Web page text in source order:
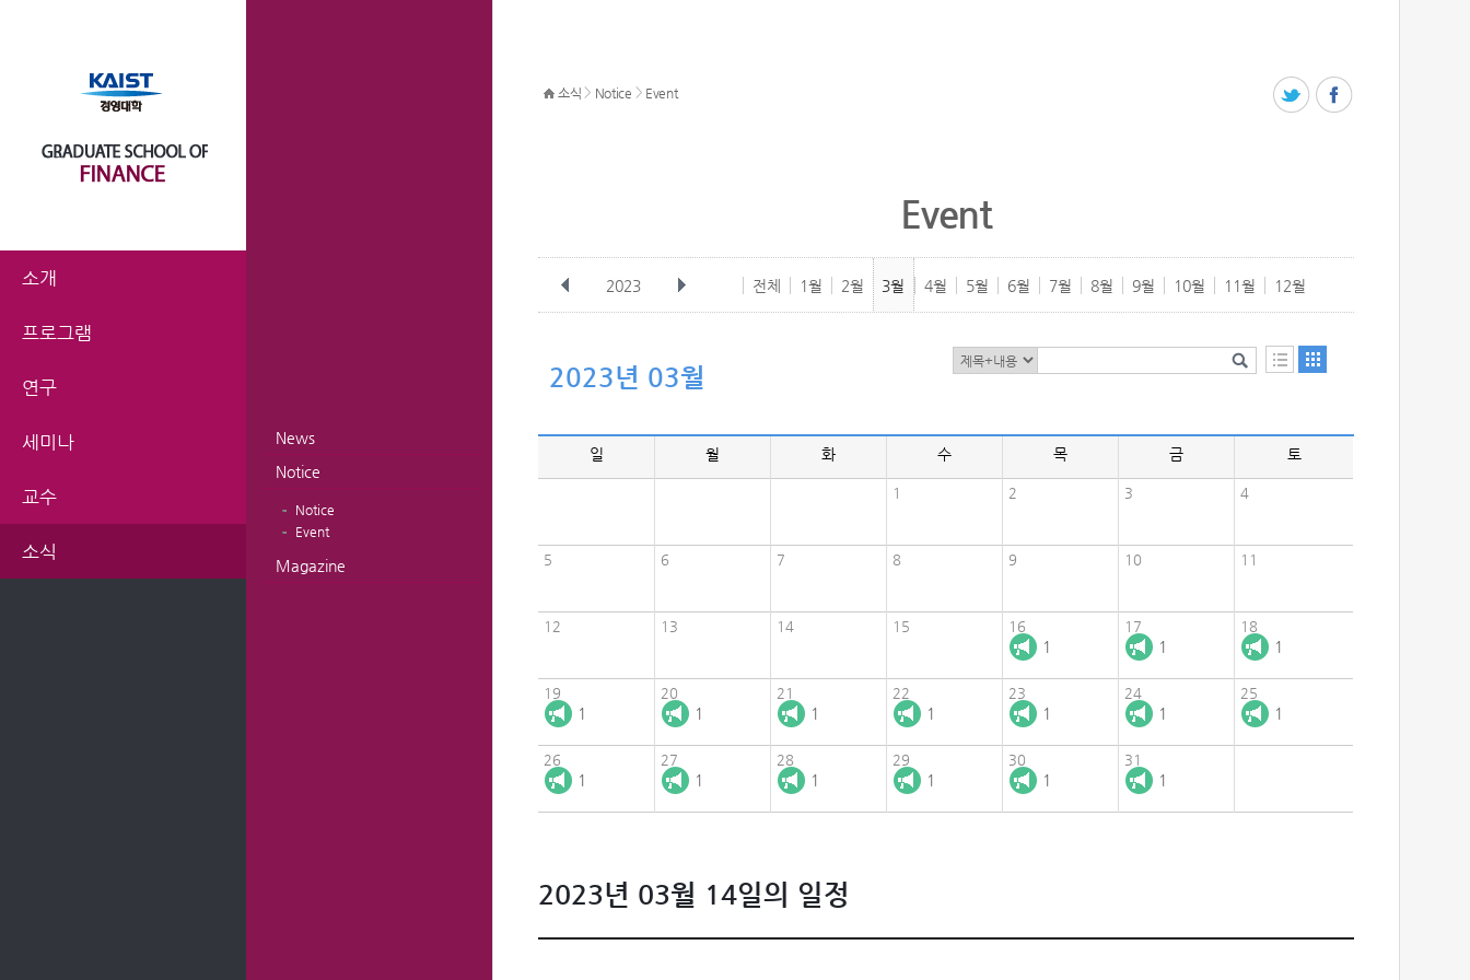
소개
프로그램
연구
세미나
교수
소식
News
Notice
Notice
Event
Magazine
소식 > Notice > Event
Event
2023 전체 1월 2월 3월 4월 5월 6월 7월 8월 9월 10월 11월 12월
2023년 03월
일 월 화 수 목 금 토
1 2 3 4
5 6 7 8 9 10 11
12 13 14 15 16
1
17
1
18
1
19
1
20
1
21
1
22
1
23
1
24
1
25
1
26
1
27
1
28
1
29
1
30
1
31
1
2023년 03월 14일의 일정